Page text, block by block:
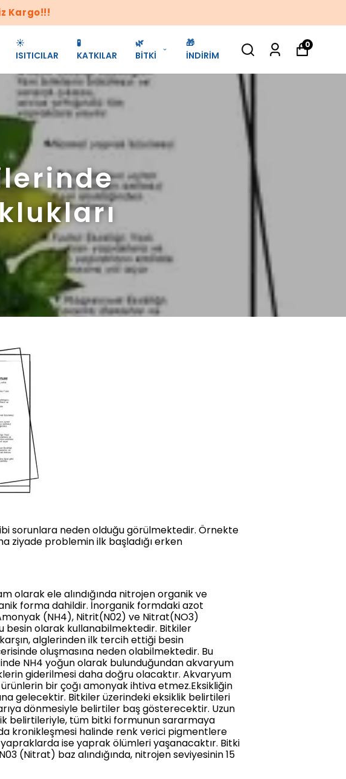
Kargo!!!
☀️
ISITICILAR
🧪
KATKILAR
🌿
BİTKİ
🎁
İNDİRİM
0
sorunlara neden olduğu görülmektedir. Örnekte
ziyade problemin ilk başladığı erken
olarak ele alındığında nitrojen organik ve
forma dahildir. İnorganik formdaki azot
(NH4), Nitrit(N02) ve Nitrat(NO3)
besin olarak kullanabilmektedir. Bitkiler
alglerinden ilk tercih ettiği besin
oluşmasına neden olabilmektedir. Bu
NH4 yoğun olarak bulunduğundan akvaryum
giderilmesi daha doğru olacaktır. Akvaryum
bir çoğı amonyak ihtiva etmez.Eksikliğin
gelecektir. Bitkiler üzerindeki eksiklik belirtileri
dönmesiyle belirtiler baş gösterecektir. Uzun
belirtileriyle, tüm bitki formunun sararmaya
kronikleşmesi halinde renk verici pigmentlere
ise yaprak ölümleri yaşanacaktır. Bitki
(Nitrat) baz alındığında, nitrojen seviyesinin 15